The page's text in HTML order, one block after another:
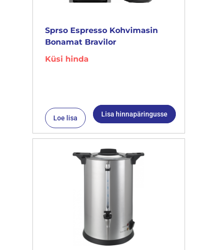
Sprso Espresso Kohvimasin
Bonamat Bravilor
Küsi hinda
Loe lisa Lisa hinnapäringusse